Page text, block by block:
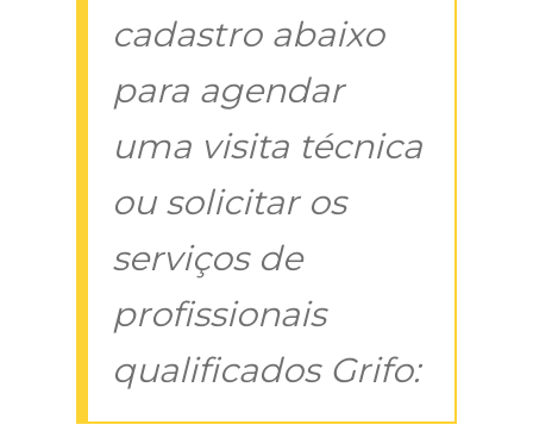
cadastro abaixo
para agendar
uma visita técnica
ou solicitar os
serviços de
profissionais
qualificados Grifo: